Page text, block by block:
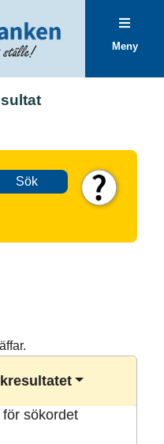
Meny
Sök
sökordet